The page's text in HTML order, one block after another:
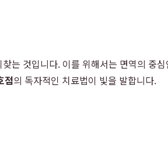
는 것입니다. 이를 위해서는 면역의 중
점의 독자적인 치료법이 빛을 발합니다.